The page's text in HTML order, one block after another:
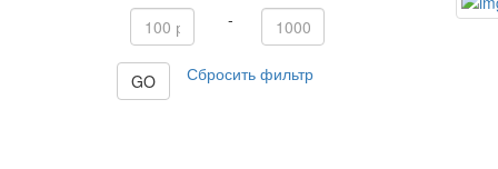
-
GO Сбросить фильтр